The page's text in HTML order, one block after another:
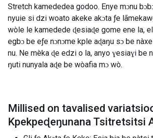
Stretch kamededea godoo. Enye mɔnu
nyuie si dzi woato akeke akɔta ƒe
wòle le kamedede ɖesiaɖe gome ene la,
egbɔ be eƒe nɔnɔme kple aɖaŋu sɔ be
nu. Ne mèka ɖe edzi o la, anyo ɣesiaɣi be
ŋuti nunyala aɖe be wòafia mɔ wò.
Millised on tavalised
Kpekpeɖeŋunana Tsitretsitsi